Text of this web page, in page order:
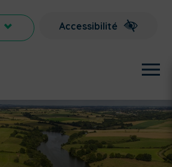
> Accessibilité